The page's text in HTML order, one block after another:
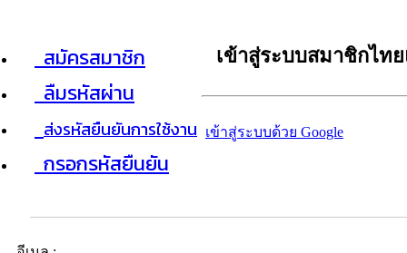
สมัครสมาชิก
ลืมรหัสผ่าน
ส่งรหัสยืนยันการใช้งาน
กรอกรหัสยืนยัน
เข้าสู่ระบบสมาชิกไท
เข้าสู่ระบบด้วย Google